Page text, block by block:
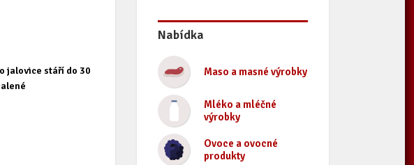
jalovice stáří do 30
Nabídka
Maso a masné výrobky
Mléko a mléčné
výrobky
Ovoce a ovocné
produkty